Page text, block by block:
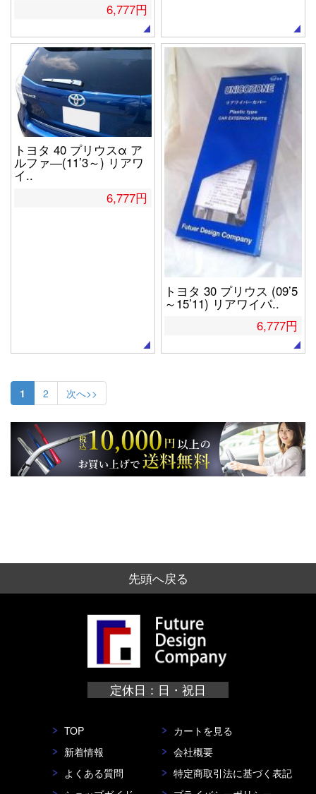
6,777円
トヨタ 40 プリウスα ア
ルファ―(11’3～) リアワ
イ..
6,777円
トヨタ 30 プリウス (09’5
～15’11) リアワイパ..
6,777円
1 2 次へ>>
先頭へ戻る
定休日：日・祝日
TOP
新着情報
よくある質問
カートを見る
会社概要
特定商取引法に基づく表記